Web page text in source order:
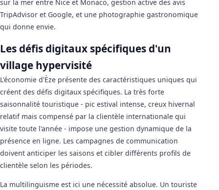
sur la mer entre Nice et Monaco, gestion active des avis
TripAdvisor et Google, et une photographie gastronomique
qui donne envie.
Les défis digitaux spécifiques d'un
village hypervisité
L'économie d'Èze présente des caractéristiques uniques qui
créent des défis digitaux spécifiques. La très forte
saisonnalité touristique - pic estival intense, creux hivernal
relatif mais compensé par la clientèle internationale qui
visite toute l'année - impose une gestion dynamique de la
présence en ligne. Les campagnes de communication
doivent anticiper les saisons et cibler différents profils de
clientèle selon les périodes.
La multilinguisme est ici une nécessité absolue. Un touriste